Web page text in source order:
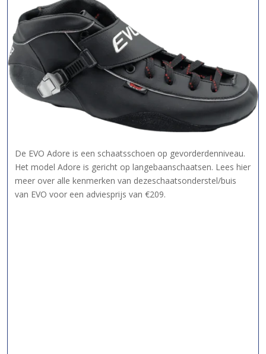
De EVO Adore is een schaatsschoen op gevorderdenniveau.
Het model Adore is gericht op langebaanschaatsen. Lees hier
meer over alle kenmerken van dezeschaatsonderstel/buis
van EVO voor een adviesprijs van €209.